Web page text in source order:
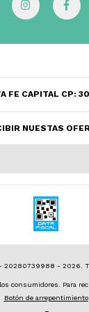
FE CAPITAL CP:
NUESTAS
20280739988 - 2026.
consumidores. Para
Botón de arrepentimiento